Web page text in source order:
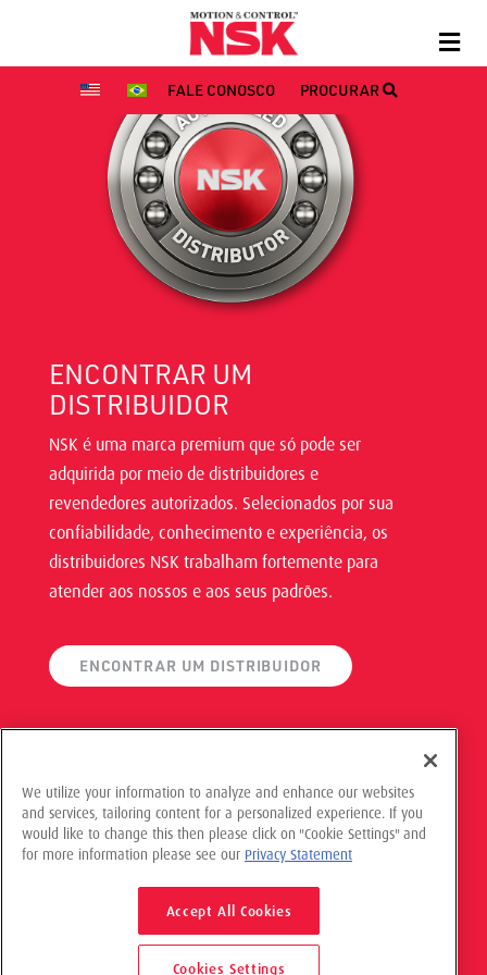
FALE CONOSCO PROCURAR
ENCONTRAR UM
DISTRIBUIDOR
NSK é uma marca premium que só pode ser
adquirida por meio de distribuidores e
revendedores autorizados. Selecionados por sua
confiabilidade, conhecimento e experiência, os
distribuidores NSK trabalham fortemente para
atender aos nossos e aos seus padrões.
ENCONTRAR UM DISTRIBUIDOR
© 2025 NSK Americas, Todos os direitos reservados
Política de privacidade
We utilize your information to analyze and enhance our websites
and services, tailoring content for a personalized experience. If you
would like to change this then please click on "Cookie Settings" and
for more information please see our Privacy Statement
Accept All Cookies
Cookies Settings